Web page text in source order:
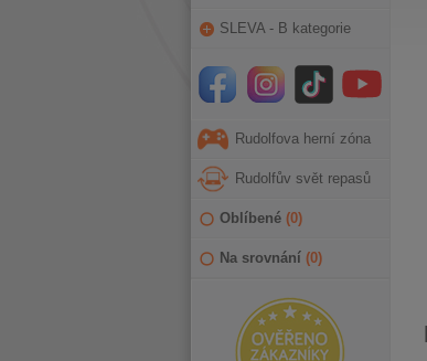
SLEVA - B kategorie
Rudolfova herní zóna
Rudolfův svět repasů
Oblíbené (0)
Na srovnání (0)